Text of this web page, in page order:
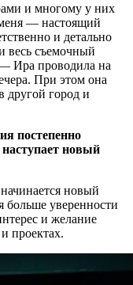
и многому у них
— настоящий
и детально
весь съемочный
Ира проводила на
При этом она
другой город и
постепенно
наступает новый
новый
больше уверенности
и желание
проектах.